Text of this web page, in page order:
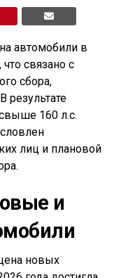
автомобили в
связано с
сбора,
результате
160 л.с.
лиц и плановой
и
новых